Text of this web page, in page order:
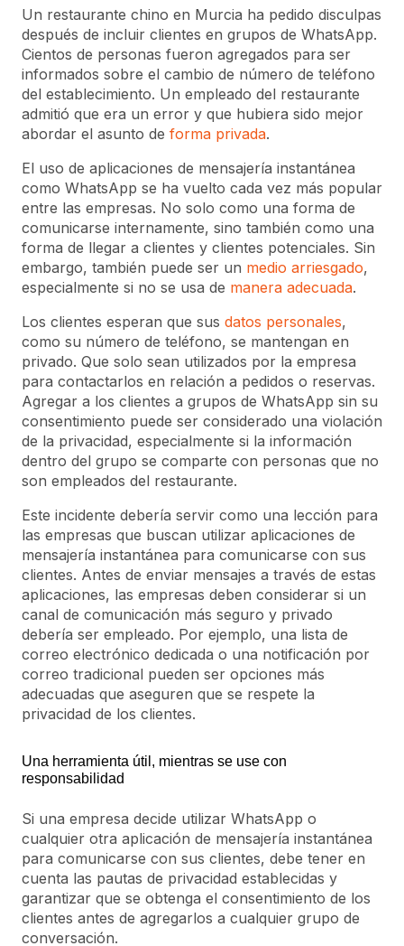
Un restaurante chino en Murcia ha pedido disculpas
después de incluir clientes en grupos de WhatsApp.
Cientos de personas fueron agregados para ser
informados sobre el cambio de número de teléfono
del establecimiento. Un empleado del restaurante
admitió que era un error y que hubiera sido mejor
abordar el asunto de forma privada.
El uso de aplicaciones de mensajería instantánea
como WhatsApp se ha vuelto cada vez más popular
entre las empresas. No solo como una forma de
comunicarse internamente, sino también como una
forma de llegar a clientes y clientes potenciales. Sin
embargo, también puede ser un medio arriesgado,
especialmente si no se usa de manera adecuada.
Los clientes esperan que sus datos personales,
como su número de teléfono, se mantengan en
privado. Que solo sean utilizados por la empresa
para contactarlos en relación a pedidos o reservas.
Agregar a los clientes a grupos de WhatsApp sin su
consentimiento puede ser considerado una violación
de la privacidad, especialmente si la información
dentro del grupo se comparte con personas que no
son empleados del restaurante.
Este incidente debería servir como una lección para
las empresas que buscan utilizar aplicaciones de
mensajería instantánea para comunicarse con sus
clientes. Antes de enviar mensajes a través de estas
aplicaciones, las empresas deben considerar si un
canal de comunicación más seguro y privado
debería ser empleado. Por ejemplo, una lista de
correo electrónico dedicada o una notificación por
correo tradicional pueden ser opciones más
adecuadas que aseguren que se respete la
privacidad de los clientes.
Una herramienta útil, mientras se use con
responsabilidad
Si una empresa decide utilizar WhatsApp o
cualquier otra aplicación de mensajería instantánea
para comunicarse con sus clientes, debe tener en
cuenta las pautas de privacidad establecidas y
garantizar que se obtenga el consentimiento de los
clientes antes de agregarlos a cualquier grupo de
conversación.